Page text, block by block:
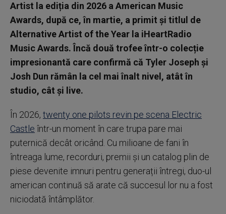
Artist la ediția din 2026 a American Music
Awards, după ce, în martie, a primit și titlul de
Alternative Artist of the Year la iHeartRadio
Music Awards. Încă două trofee într-o colecție
impresionantă care confirmă că Tyler Joseph și
Josh Dun rămân la cel mai înalt nivel, atât în
studio, cât și live.
În 2026, twenty one pilots revin pe scena Electric
Castle într-un moment în care trupa pare mai
puternică decât oricând. Cu milioane de fani în
întreaga lume, recorduri, premii și un catalog plin de
piese devenite imnuri pentru generații întregi, duo-ul
american continuă să arate că succesul lor nu a fost
niciodată întâmplător.